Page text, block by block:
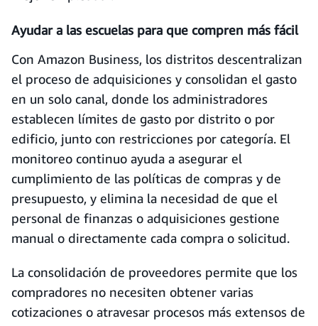
Ayudar a las escuelas para que compren más fácil
Con Amazon Business, los distritos descentralizan
el proceso de adquisiciones y consolidan el gasto
en un solo canal, donde los administradores
establecen límites de gasto por distrito o por
edificio, junto con restricciones por categoría. El
monitoreo continuo ayuda a asegurar el
cumplimiento de las políticas de compras y de
presupuesto, y elimina la necesidad de que el
personal de finanzas o adquisiciones gestione
manual o directamente cada compra o solicitud.
La consolidación de proveedores permite que los
compradores no necesiten obtener varias
cotizaciones o atravesar procesos más extensos de